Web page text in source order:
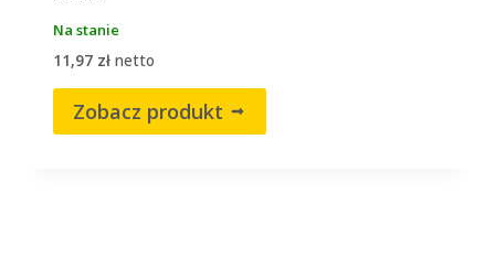
Na stanie
11,97 zł netto
Zobacz produkt